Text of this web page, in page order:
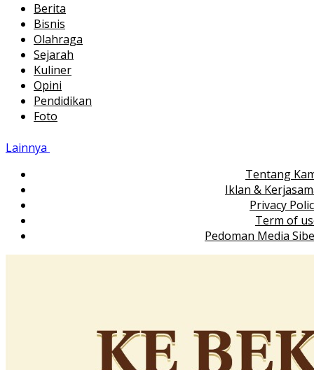
Berita
Bisnis
Olahraga
Sejarah
Kuliner
Opini
Pendidikan
Foto
Lainnya
Tentang
Iklan &
Privacy
Term of
Pedoman Media